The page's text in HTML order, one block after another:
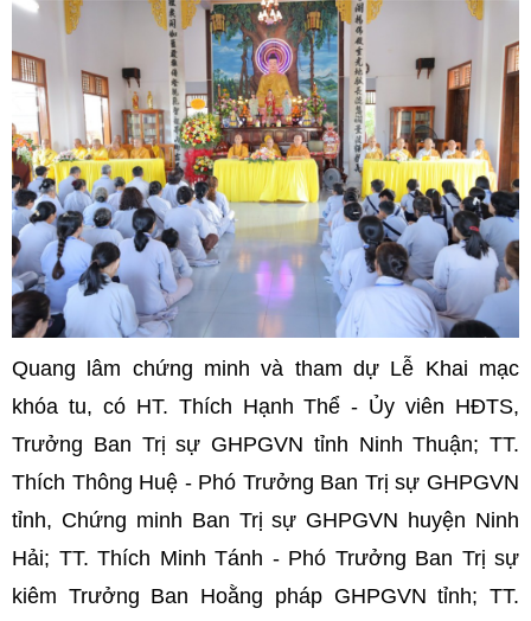
Quang lâm chứng minh và tham dự Lễ Khai mạc
khóa tu, có HT. Thích Hạnh Thể - Ủy viên HĐTS,
Trưởng Ban Trị sự GHPGVN tỉnh Ninh Thuận; TT.
Thích Thông Huệ - Phó Trưởng Ban Trị sự GHPGVN
tỉnh, Chứng minh Ban Trị sự GHPGVN huyện Ninh
Hải; TT. Thích Minh Tánh - Phó Trưởng Ban Trị sự
kiêm Trưởng Ban Hoằng pháp GHPGVN tỉnh; TT.